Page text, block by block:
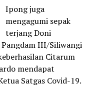
Ipong juga
mengagumi sepak
terjang Doni
Pangdam III/Siliwangi
Citarum
mendapat
Satgas Covid-19.